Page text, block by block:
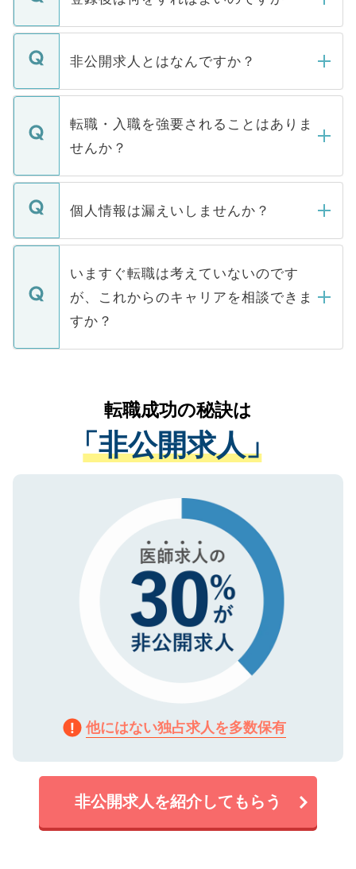
ご登録いただきましたら、弊社担当者がご
登録内容を確認し、その後メールもしくは
ます。通常、5営業日以内にはご連絡をせて
いただきますので、しばらくお待ちくださ
非公開求人とはなんですか？
マイナビDOCTORで取り扱っている求人の
うち約3割は、Webサイトからご覧いただ
けない「非公開求人」です。非公開求人は
下記の理由によって、一般には公開してい
ません。
■応募殺到を避けるため 人気のある医療機
関を公にしてしまうと、応募が殺到する場
に、医療機関が求める条件に合った人材の
みを人材紹介会社に依頼するケースが増え
ています。
転職・入職を強要されることはありま
せんか？
転職・入職を強要することは一切ありませ
ん。また、仮に応募先から内定をいただい
定を承諾する必要はありません。内定先へ
の辞退の連絡はキャリアパートナーが行い
個人情報は漏えいしませんか？
個人情報が漏えいすることはありませんの
で、ご安心ください。当サイトからの登録
などで収集したご登録者様の個人情報は、
ご本人のキャリアアップおよび転職活動の
支援を目的に使用いたします。お預かりし
ているすべての個人データはご本人の許可
は、個人情報の取り扱いについての厳密な
管理基準を満たした事業者のみに付与され
る、プライバシーマークを取得済みです。
で、機密保持に関してもご安心ください。
いますぐ転職は考えていないのです
が、これからのキャリアを相談できま
すか？
かがいして、現在の医療機関の状況や紹介
経験をまじえながら、適切なアドバイスを
させていただきます。すぐにご転職をされ
ない方には、長期的なサポートが可能です
ので、まずはご登録ください。
転職成功の秘訣は
「非公開求人」
他にはない独占求人を多数保有
非公開求人を紹介してもらう